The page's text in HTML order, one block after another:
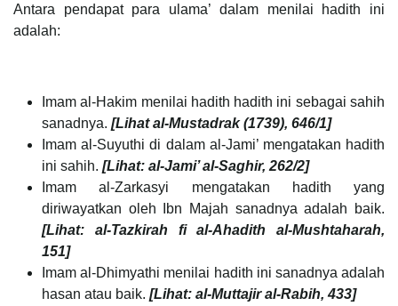
Antara pendapat para ulama’ dalam menilai hadith ini
adalah:
Imam al-Hakim menilai hadith hadith ini sebagai sahih
sanadnya. [Lihat al-Mustadrak (1739), 646/1]
Imam al-Suyuthi di dalam al-Jami’ mengatakan hadith
ini sahih. [Lihat: al-Jami’ al-Saghir, 262/2]
Imam al-Zarkasyi mengatakan hadith yang
diriwayatkan oleh Ibn Majah sanadnya adalah baik.
[Lihat: al-Tazkirah fi al-Ahadith al-Mushtaharah,
151]
Imam al-Dhimyathi menilai hadith ini sanadnya adalah
hasan atau baik. [Lihat: al-Muttajir al-Rabih, 433]